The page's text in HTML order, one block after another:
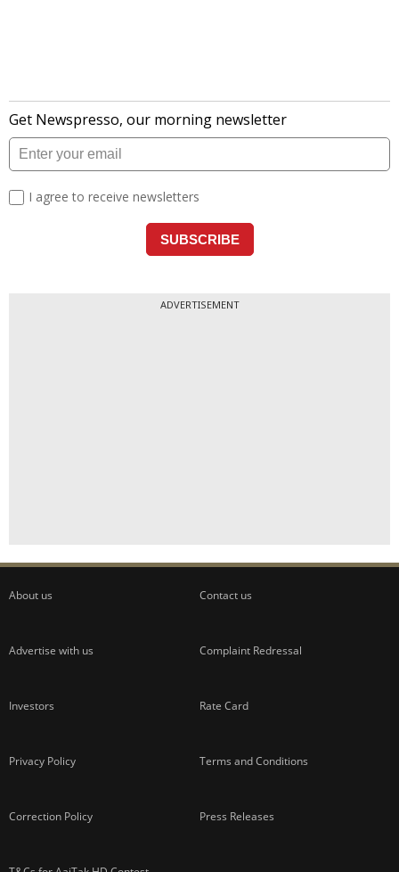
ADVERTISEMENT
About us Contact us
Advertise with us Complaint Redressal
Investors Rate Card
Privacy Policy Terms and Conditions
Correction Policy Press Releases